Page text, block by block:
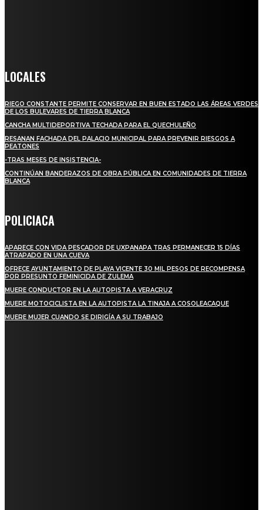
LOCALES
RIEGO CONSTANTE PERMITE CONSERVAR EN BUEN ESTADO LAS ÁREAS VERDES
DE LOS BULEVARES DE TIERRA BLANCA
CANCHA MULTIDEPORTIVA TECHADA PARA EL QUECHULEÑO
RESANAN FACHADA DEL PALACIO MUNICIPAL PARA PREVENIR RIESGOS A
PEATONES
-TRAS MESES DE INSISTENCIA-
CONTINÚAN BANDERAZOS DE OBRA PÚBLICA EN COMUNIDADES DE TIERRA
BLANCA
POLICIACA
APARECE CON VIDA PESCADOR DE UXPANAPA TRAS PERMANECER 15 DÍAS
ATRAPADO EN UNA CUEVA
OFRECE AYUNTAMIENTO DE PLAYA VICENTE 30 MIL PESOS DE RECOMPENSA
POR PRESUNTO FEMINICIDA DE ZULEMA
MUERE CONDUCTOR EN LA AUTOPISTA A VERACRUZ
MUERE MOTOCICLISTA EN LA AUTOPISTA LA TINAJA A COSOLEACAQUE
MUERE MUJER CUANDO SE DIRIGÍA A SU TRABAJO